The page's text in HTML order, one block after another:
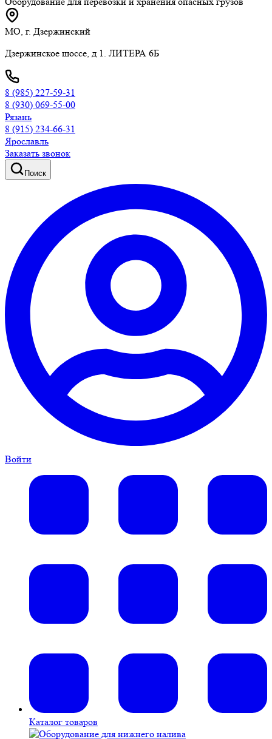
МО, г. Дзержинский
Дзержинское шоссе, д 1. ЛИТЕРА 6Б
8 (985) 227-59-31
8 (930) 069-55-00
Рязань
8 (915) 234-66-31
Ярославль
Заказать звонок
Поиск
Войти
Каталог товаров